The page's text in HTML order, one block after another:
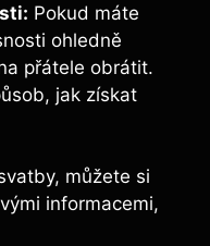
Pokud máte
ohledně
přátele obrátit.
jak získat
můžete si
informacemi,